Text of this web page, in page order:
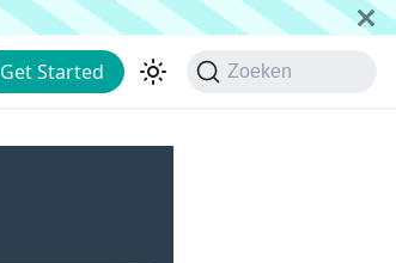
Get Started Zoeken